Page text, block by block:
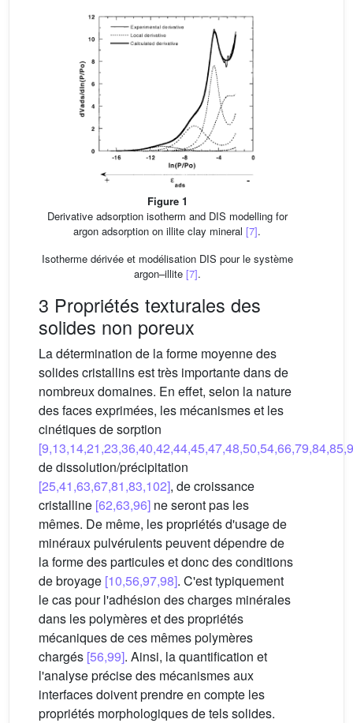
Figure 1
Derivative adsorption isotherm and DIS modelling for
argon adsorption on illite clay mineral [7].
Isotherme dérivée et modélisation DIS pour le système
argon–illite [7].
3 Propriétés texturales des
solides non poreux
La détermination de la forme moyenne des
solides cristallins est très importante dans de
nombreux domaines. En effet, selon la nature
des faces exprimées, les mécanismes et les
cinétiques de sorption
de dissolution/précipitation
[25,41,63,67,81,83,102], de croissance
cristalline [62,63,96] ne seront pas les
mêmes. De même, les propriétés d'usage de
minéraux pulvérulents peuvent dépendre de
la forme des particules et donc des conditions
de broyage [10,56,97,98]. C'est typiquement
le cas pour l'adhésion des charges minérales
dans les polymères et des propriétés
mécaniques de ces mêmes polymères
chargés [56,99]. Ainsi, la quantification et
l'analyse précise des mécanismes aux
interfaces doivent prendre en compte les
propriétés morphologiques de tels solides.